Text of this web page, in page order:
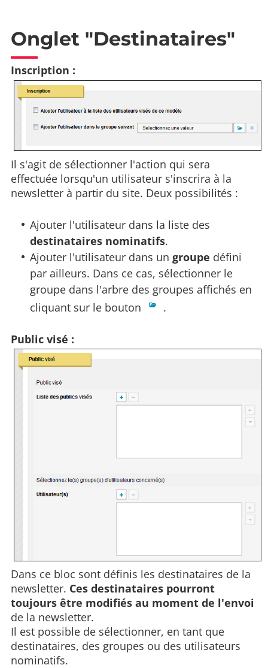
Onglet "Destinataires"
Inscription :
Il s'agit de sélectionner l'action qui sera
effectuée lorsqu'un utilisateur s'inscrira à la
newsletter à partir du site. Deux possibilités :
Ajouter l'utilisateur dans la liste des
destinataires nominatifs.
Ajouter l'utilisateur dans ungroupe défini
par ailleurs. Dans ce cas, sélectionner le
groupe dans l'arbre des groupes affichés en
cliquant sur le bouton
.
Public visé :
Dans ce bloc sont définis les destinataires de la
newsletter. Ces destinataires pourront
toujours être modifiés au moment de l'envoi
de la newsletter.
Il est possible de sélectionner, en tant que
destinataires, des groupes ou des utilisateurs
nominatifs.